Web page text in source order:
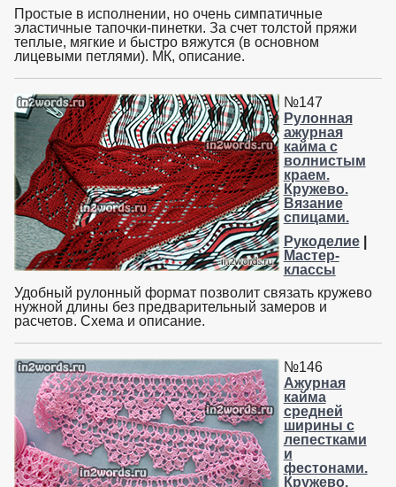
Простые в исполнении, но очень симпатичные
эластичные тапочки-пинетки. За счет толстой пряжи
теплые, мягкие и быстро вяжутся (в основном
лицевыми петлями). МК, описание.
№147
Рулонная
ажурная
кайма с
волнистым
краем.
Кружево.
Вязание
спицами.
Рукоделие|
Мастер-
классы
Удобный рулонный формат позволит связать кружево
нужной длины без предварительный замеров и
расчетов. Схема и описание.
№146
Ажурная
кайма
средней
ширины с
лепестками
и
фестонами.
Кружево.